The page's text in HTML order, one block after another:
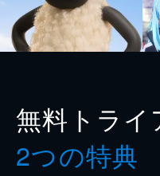
無料トライ
2つの特典